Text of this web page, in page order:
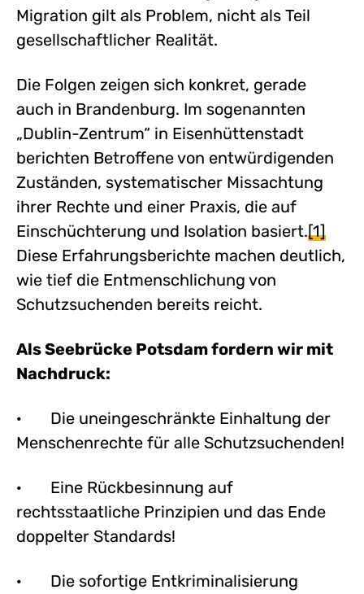
Migration gilt als Problem, nicht als Teil
gesellschaftlicher Realität.
Die Folgen zeigen sich konkret, gerade
auch in Brandenburg. Im sogenannten
„Dublin-Zentrum“ in Eisenhüttenstadt
berichten Betroffene von entwürdigenden
Zuständen, systematischer Missachtung
ihrer Rechte und einer Praxis, die auf
Einschüchterung und Isolation basiert.[1]
Diese Erfahrungsberichte machen deutlich,
wie tief die Entmenschlichung von
Schutzsuchenden bereits reicht.
Als Seebrücke Potsdam fordern wir mit
Nachdruck:
· Die uneingeschränkte Einhaltung der
Menschenrechte für alle Schutzsuchenden!
· Eine Rückbesinnung auf
rechtsstaatliche Prinzipien und das Ende
doppelter Standards!
· Die sofortige Entkriminalisierung